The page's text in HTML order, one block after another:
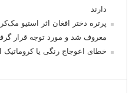
دارند
پرتره دختر افغان اثر استیو
معروف شد و مورد توجه قرار
خطای اعوجاج رنگی یا کروماتیک